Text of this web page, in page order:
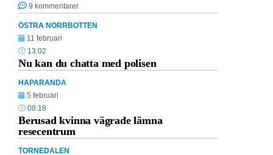
9 kommentarer
ÖSTRA NORRBOTTEN
11 februari
13:02
Nu kan du chatta med polisen
HAPARANDA
5 februari
08:18
Berusad kvinna vägrade lämna
resecentrum
TORNEDALEN